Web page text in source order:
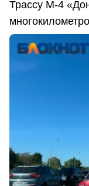
Трассу М-4